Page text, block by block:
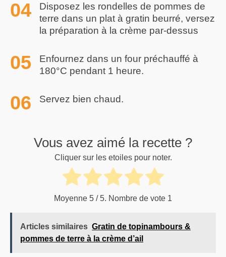
Disposez les rondelles de pommes de
terre dans un plat à gratin beurré, versez
la préparation à la crème par-dessus
Enfournez dans un four préchauffé à
180°C pendant 1 heure.
Servez bien chaud.
Vous avez aimé la recette ?
Cliquer sur les etoiles pour noter.
Moyenne 5 / 5. Nombre de vote 1
Articles similaires Gratin de topinambours &
pommes de terre à la crème d’ail